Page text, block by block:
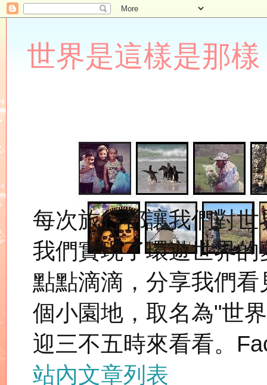
世界是這樣是那樣
每次旅行都讓我們對
我們實現了環遊世界
點點滴滴，分享我們
個小園地，取名為"世
迎三不五時來看看。
站內文章列表